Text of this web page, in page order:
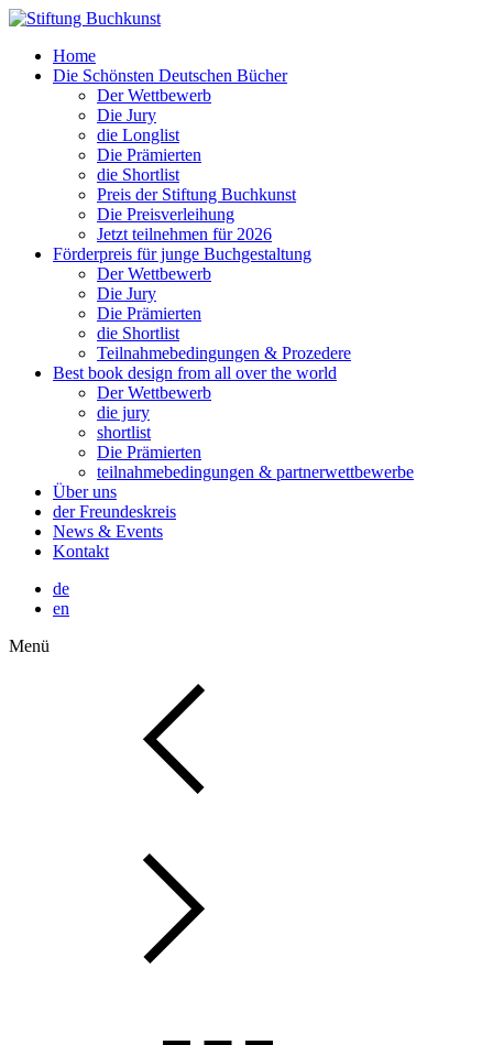
Home
Die Schönsten Deutschen Bücher
Der Wettbewerb
Die Jury
die Longlist
Die Prämierten
die Shortlist
Preis der Stiftung Buchkunst
Die Preisverleihung
Jetzt teilnehmen für 2026
Förderpreis für junge Buchgestaltung
Der Wettbewerb
Die Jury
Die Prämierten
die Shortlist
Teilnahmebedingungen & Prozedere
Best book design from all over the world
Der Wettbewerb
die jury
shortlist
Die Prämierten
teilnahmebedingungen & partnerwettbewerbe
Über uns
der Freundeskreis
News & Events
Kontakt
de
en
Menü